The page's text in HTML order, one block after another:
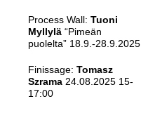
Process Wall: Tuoni
Myllylä “Pimeän
puolelta” 18.9.-28.9.2025
Finissage: Tomasz
Szrama 24.08.2025 15-
17:00